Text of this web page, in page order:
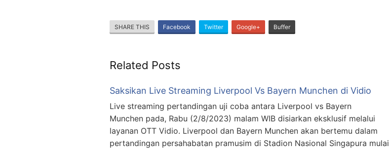
SHARE THIS Facebook Twitter Google+ Buffer
Related Posts
Saksikan Live Streaming Liverpool Vs Bayern Munchen di Vidio
Live streaming pertandingan uji coba antara Liverpool vs Bayern
Munchen pada, Rabu (2/8/2023) malam WIB disiarkan eksklusif melalui
layanan OTT Vidio. Liverpool dan Bayern Munchen akan bertemu dalam
pertandingan persahabatan pramusim di Stadion Nasional Singapura mulai